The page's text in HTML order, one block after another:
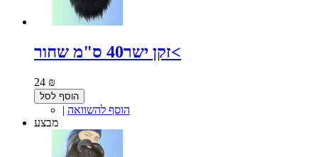
זקן ישר40 ס"מ שחור<
24 ₪
הוסף לסל
| הוסף להשוואה
מבצע